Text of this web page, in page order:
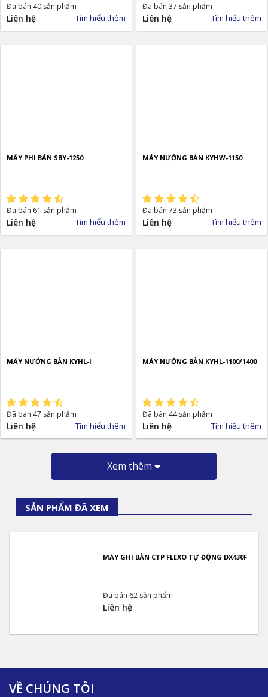
Đã bán 40 sản phẩm
Liên hệ Tìm hiểu thêm
Đã bán 37 sản phẩm
Liên hệ Tìm hiểu thêm
MÁY PHI BẢN SBY-1250
Đã bán 61 sản phẩm
Liên hệ Tìm hiểu thêm
MÁY NƯỚNG BẢN KYHW-1150
Đã bán 73 sản phẩm
Liên hệ Tìm hiểu thêm
MÁY NƯỚNG BẢN KYHL-I
Đã bán 47 sản phẩm
Liên hệ Tìm hiểu thêm
MÁY NƯỚNG BẢN KYHL-1100/1400
Đã bán 44 sản phẩm
Liên hệ Tìm hiểu thêm
Xem thêm
SẢN PHẨM ĐÃ XEM
MÁY GHI BẢN CTP FLEXO TỰ ĐỘNG DX430F
Đã bán 62 sản phẩm
Liên hệ
VỀ CHÚNG TÔI